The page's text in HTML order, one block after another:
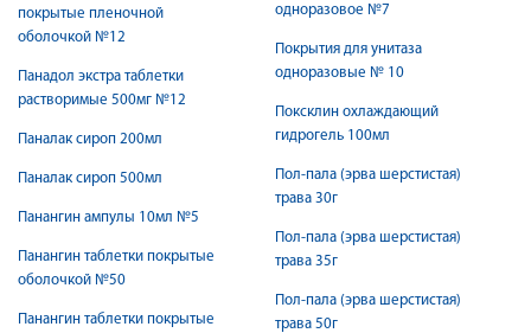
покрытые пленочной
оболочкой №12
Панадол экстра таблетки
растворимые 500мг №12
Паналак сироп 200мл
Паналак сироп 500мл
Панангин ампулы 10мл №5
Панангин таблетки покрытые
оболочкой №50
Панангин таблетки покрытые
одноразовое №7
Покрытия для унитаза
одноразовые № 10
Поксклин охлаждающий
гидрогель 100мл
Пол-пала (эрва шерстистая)
трава 30г
Пол-пала (эрва шерстистая)
трава 35г
Пол-пала (эрва шерстистая)
трава 50г